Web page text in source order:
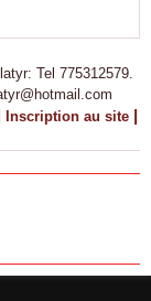
Tel 775312579.
Inscription au site |